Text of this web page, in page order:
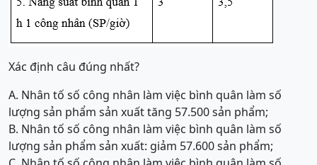
Xác định câu đúng nhất?
A. Nhân tố số công nhân làm việc bình quân làm số
lượng sản phẩm sản xuất tăng 57.500 sản phẩm;
B. Nhân tố số công nhân làm việc bình quân làm số
lượng sản phẩm sản xuất: giảm 57.600 sản phẩm;